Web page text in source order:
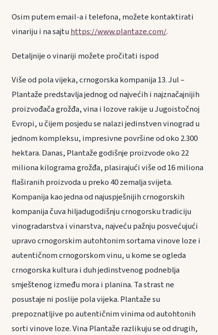
Osim putem email-a i telefona, možete kontaktirati
vinariju i na sajtuhttps://www.plantaze.com/.
Detaljnije o vinariji možete pročitati ispod
Više od pola vijeka, crnogorska kompanija 13. Jul –
Plantaže predstavlja jednog od najvećih i najznačajnijih
proizvođača grožđa, vina i lozove rakije u Jugoistočnoj
Evropi, u čijem posjedu se nalazi jedinstven vinograd u
jednom kompleksu, impresivne površine od oko 2.300
hektara. Danas, Plantaže godišnje proizvode oko 22
miliona kilograma grožđa, plasirajući više od 16 miliona
flaširanih proizvoda u preko 40 zemalja svijeta.
Kompanija kao jedna od najuspješnijih crnogorskih
kompanija čuva hiljadugodišnju crnogorsku tradiciju
vinogradarstva i vinarstva, najveću pažnju posvećujući
upravo crnogorskim autohtonim sortama vinove loze i
autentičnom crnogorskom vinu, u kome se ogleda
crnogorska kultura i duh jedinstvenog podneblja
smještenog između mora i planina. Ta strast ne
posustaje ni poslije pola vijeka. Plantaže su
prepoznatljive po autentičnim vinima od autohtonih
sorti vinove loze. Vina Plantaže razlikuju se od drugih,